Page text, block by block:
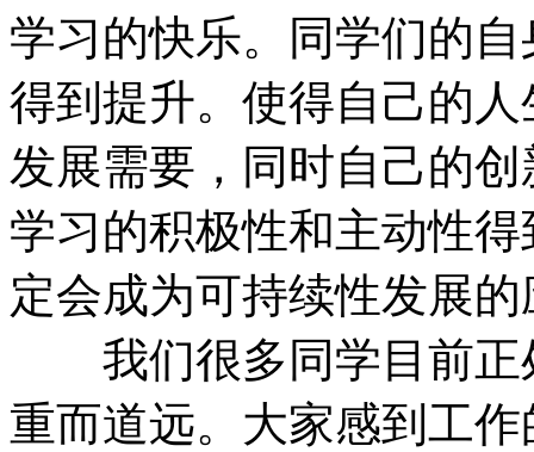
学习的快乐。同学们的
得到提升。使得自己的
发展需要，同时自己的
学习的积极性和主动性
定会成为可持续性发展
我们很多同学目前正
重而道远。大家感到工